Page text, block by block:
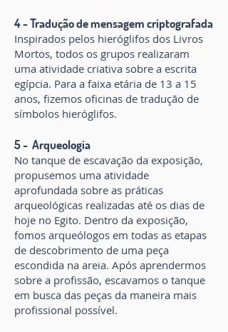
4 - Tradução de mensagem criptografada
Inspirados pelos hieróglifos dos Livros
Mortos, todos os grupos realizaram
uma atividade criativa sobre a escrita
egípcia. Para a faixa etária de 13 a 15
anos, fizemos oficinas de tradução de
símbolos hieróglifos.
5 - Arqueologia
No tanque de escavação da exposição,
propusemos uma atividade
aprofundada sobre as práticas
arqueológicas realizadas até os dias de
hoje no Egito. Dentro da exposição,
fomos arqueólogos em todas as etapas
de descobrimento de uma peça
escondida na areia. Após aprendermos
sobre a profissão, escavamos o tanque
em busca das peças da maneira mais
profissional possível.